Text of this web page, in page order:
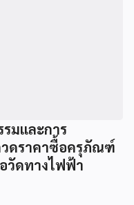
มและการ
ดราคาซื้อครุภัณฑ์
วัดทางไฟฟ้า